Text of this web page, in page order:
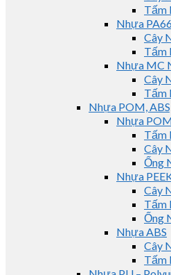
Tấm
Nhựa
Cây
Tấm
Nhựa MC
Cây
Tấm
Nhựa POM,
Nhựa
Tấm
Cây
Ống
Nhựa
Cây
Tấm
Ống
Nhựa ABS
Cây
Tấm